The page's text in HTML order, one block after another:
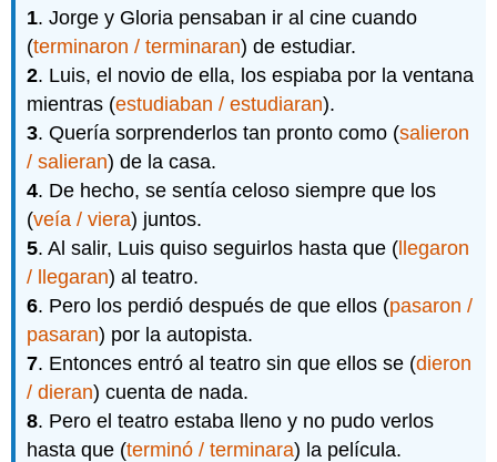
1. Jorge y Gloria pensaban ir al cine cuando
(terminaron / terminaran) de estudiar.
2. Luis, el novio de ella, los espiaba por la ventana
mientras (estudiaban / estudiaran).
3. Quería sorprenderlos tan pronto como (salieron
/ salieran) de la casa.
4. De hecho, se sentía celoso siempre que los
(veía / viera) juntos.
5. Al salir, Luis quiso seguirlos hasta que (llegaron
/ llegaran) al teatro.
6. Pero los perdió después de que ellos (pasaron /
pasaran) por la autopista.
7. Entonces entró al teatro sin que ellos se (dieron
/ dieran) cuenta de nada.
8. Pero el teatro estaba lleno y no pudo verlos
hasta que (terminó / terminara) la película.